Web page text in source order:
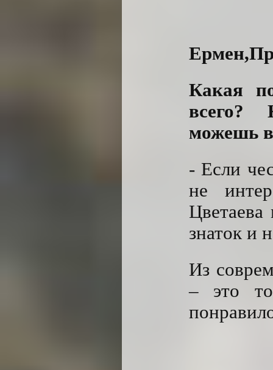
Какая
всего?
можешь
- Если
не
знаток и
Из
– это